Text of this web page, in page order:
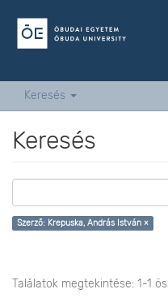
Keresés
Keresés
Szerző: Krepuska, András István ×
Találatok megtekintése: 1-1